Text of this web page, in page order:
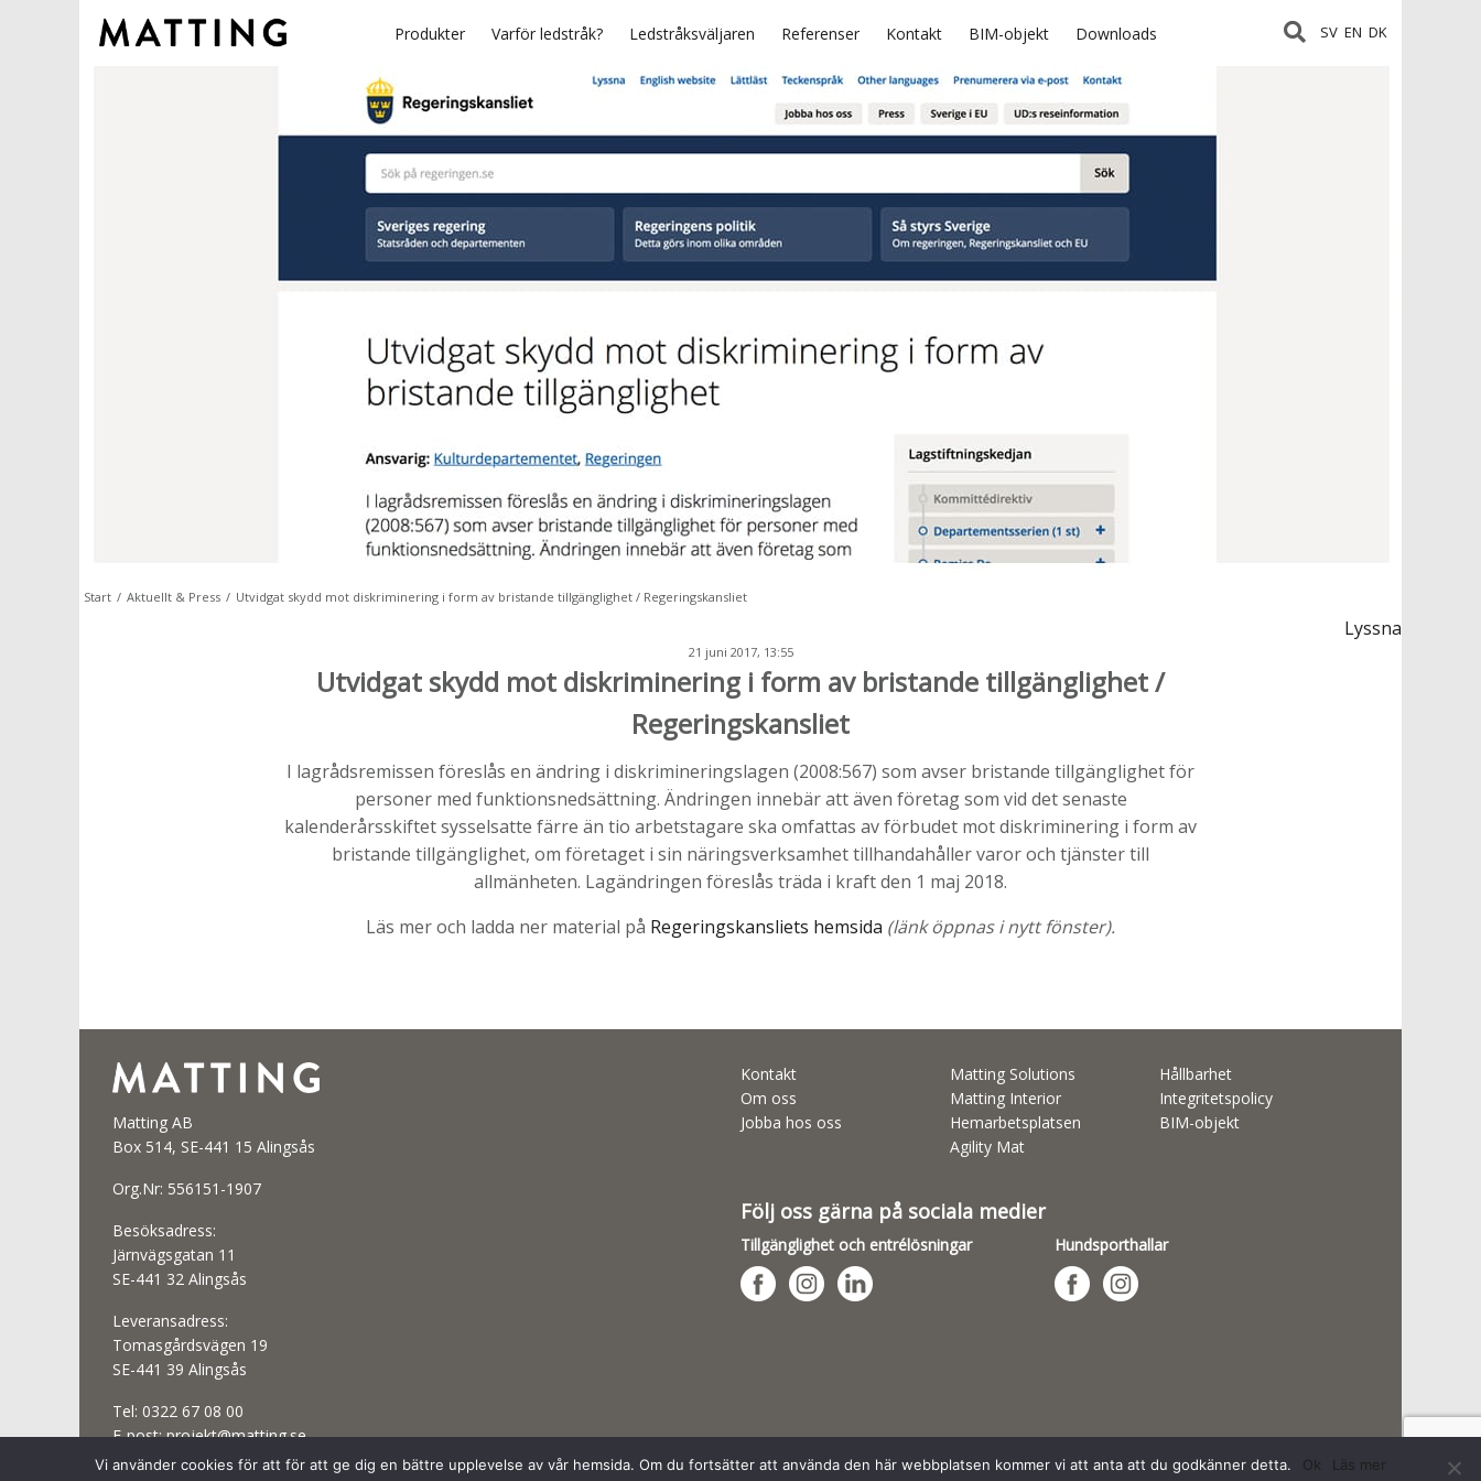
Produkter Varför ledstråk? Ledstråksväljaren Referenser Kontakt BIM-objekt Downloads SV EN DK
Start / Aktuellt & Press / Utvidgat skydd mot diskriminering i form av bristande tillgänglighet / Regeringskansliet
Lyssna
21 juni 2017, 13:55
Utvidgat skydd mot diskriminering i form av bristande tillgänglighet /
Regeringskansliet
I lagrådsremissen föreslås en ändring i diskrimineringslagen (2008:567) som avser bristande tillgänglighet för
personer med funktionsnedsättning. Ändringen innebär att även företag som vid det senaste
kalenderårsskiftet sysselsatte färre än tio arbetstagare ska omfattas av förbudet mot diskriminering i form av
bristande tillgänglighet, om företaget i sin näringsverksamhet tillhandahåller varor och tjänster till
allmänheten. Lagändringen föreslås träda i kraft den 1 maj 2018.
Läs mer och ladda ner material på Regeringskansliets hemsida (länk öppnas i nytt fönster).
Matting AB
Box 514, SE-441 15 Alingsås
Org.Nr: 556151-1907
Besöksadress:
Järnvägsgatan 11
SE-441 32 Alingsås
Leveransadress:
Tomasgårdsvägen 19
SE-441 39 Alingsås
Tel: 0322 67 08 00
E-post:projekt@matting.se
Kontakt
Om oss
Jobba hos oss
Matting Solutions
Matting Interior
Hemarbetsplatsen
Agility Mat
Hållbarhet
Integritetspolicy
BIM-objekt
Följ oss gärna på sociala medier
Tillgänglighet och entrélösningar Hundsporthallar
Vi använder cookies för att för att ge dig en bättre upplevelse av vår hemsida. Om du fortsätter att använda den här webbplatsen kommer vi att anta att du godkänner detta. Ok Läs mer